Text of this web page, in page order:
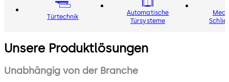
Türtechnik
Automatische
Türsysteme
Unsere Produktlösungen
Unabhängig von der Branche